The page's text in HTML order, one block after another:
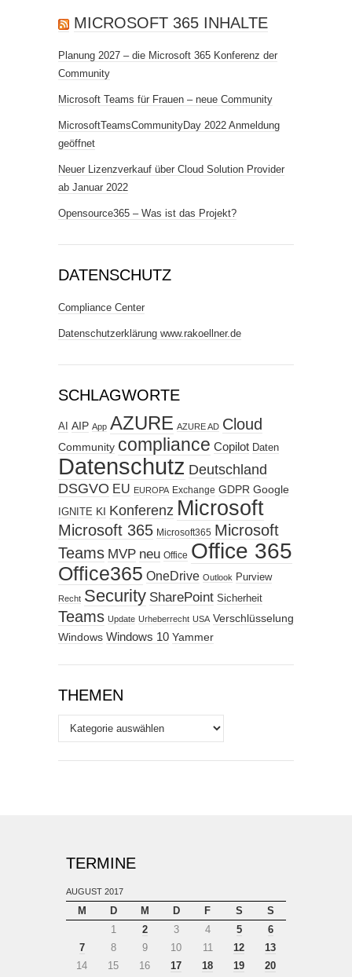
MICROSOFT 365 INHALTE
Planung 2027 – die Microsoft 365 Konferenz der
Community
Microsoft Teams für Frauen – neue Community
MicrosoftTeamsCommunityDay 2022 Anmeldung
geöffnet
Neuer Lizenzverkauf über Cloud Solution Provider
ab Januar 2022
Opensource365 – Was ist das Projekt?
DATENSCHUTZ
Compliance Center
Datenschutzerklärung www.rakoellner.de
SCHLAGWORTE
AI AIP App AZURE AZURE AD Cloud
Community compliance Copilot Daten
Datenschutz Deutschland
DSGVO EU EUROPA Exchange GDPR Google
IGNITE KI Konferenz Microsoft
Microsoft 365 Microsoft365 Microsoft
Teams MVP neu Office Office 365
Office365 OneDrive Outlook Purview
Recht Security SharePoint Sicherheit
Teams Update Urheberrecht USA Verschlüsselung
Windows Windows 10 Yammer
THEMEN
Themen
TERMINE
AUGUST 2017
M D M D F S
S
1
2 3 4 5
6
7
8 9 10 11 12
13
14
15 16 17 18 19 20